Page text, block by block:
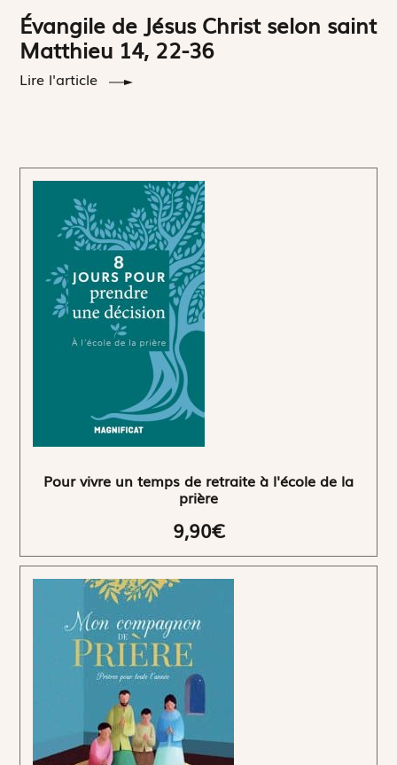
Évangile de Jésus Christ selon saint
Matthieu 14, 22-36
Lire l'article
Pour vivre un temps de retraite à l'école de la
prière
9,90€